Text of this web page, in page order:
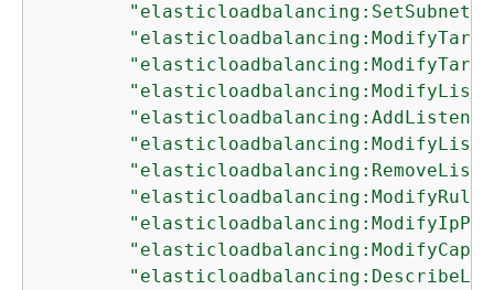
"elasticloadbalancing:SetSubnets"
"elasticloadbalancing:ModifyRule"